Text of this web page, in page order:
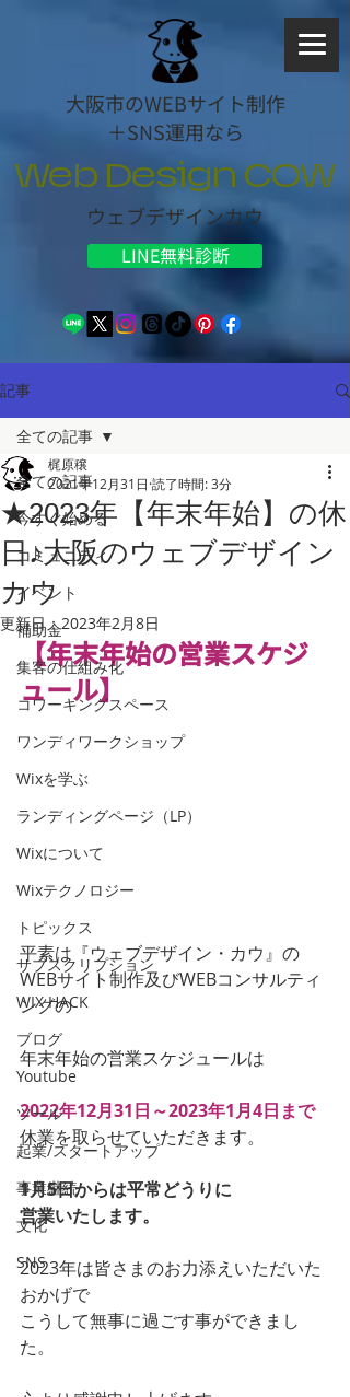
大阪市のWEBサイト制作
＋SNS運用なら
Web Design COW
ウェブデザインカウ
LINE無料診断
記事
全ての記事
今すぐ始める
コミュニティ
イベント
補助金
集客の仕組み化
コワーキングスペース
ワンディワークショップ
Wixを学ぶ
ランディングページ（LP）
Wixについて
Wixテクノロジー
トピックス
サブスクリプション
WIX HACK
ブログ
Youtube
ツール
起業/スタートアップ
事業継続
文化
SNS
全ての記事
★2023年【年末年始】の休
日♪大阪のウェブデザイン
カウ
梶原穣
2021年12月31日 読了時間: 3分
更新日：2023年2月8日
【年末年始の営業スケジ
ュール】
平素は『ウェブデザイン・カウ』の
WEBサイト制作及びWEBコンサルティ
ングの
年末年始の営業スケジュールは
2022年12月31日～2023年1月4日まで
休業を取らせていただきます。
1月5日からは平常どうりに
営業いたします。
2023年は皆さまのお力添えいただいた
おかげで
こうして無事に過ごす事ができまし
た。